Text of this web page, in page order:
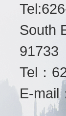
South
91733
Tel：
E-mail